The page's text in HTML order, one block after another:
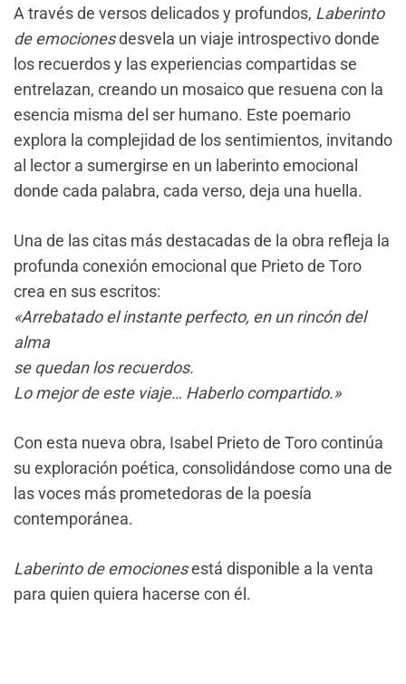
A través de versos delicados y profundos, Laberinto
de emocionesdesvela un viaje introspectivo donde
los recuerdos y las experiencias compartidas se
entrelazan, creando un mosaico que resuena con la
esencia misma del ser humano. Este poemario
explora la complejidad de los sentimientos, invitando
al lector a sumergirse en un laberinto emocional
donde cada palabra, cada verso, deja una huella.
Una de las citas más destacadas de la obra refleja la
profunda conexión emocional que Prieto de Toro
crea en sus escritos:
«Arrebatado el instante perfecto, en un rincón del
alma
se quedan los recuerdos.
Lo mejor de este viaje… Haberlo compartido.»
Con esta nueva obra, Isabel Prieto de Toro continúa
su exploración poética, consolidándose como una de
las voces más prometedoras de la poesía
contemporánea.
Laberinto de emocionesestá disponible a la venta
para quien quiera hacerse con él.